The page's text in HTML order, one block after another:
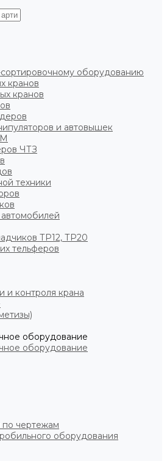
оборудованию
кранов
кранов
и автовышек
ЧТЗ
техники
автомобилей
ТР12, ТР20
тельферов
и контроля крана
оборудование
оборудование
по чертежам
оборудования